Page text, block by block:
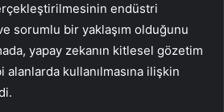
endüstri
sorumlu bir yaklaşım olduğunu
yapay zekanın kitlesel gözetim
kullanılmasına ilişkin